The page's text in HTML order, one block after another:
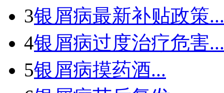
3银屑病最新补贴政策...
4银屑病过度治疗危害...
5银屑病摸药酒...